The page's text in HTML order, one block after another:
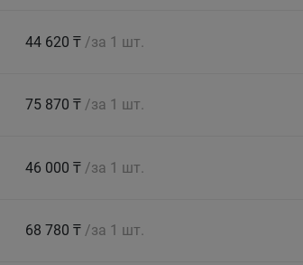
44 620 ₸ /за 1 шт.
75 870 ₸ /за 1 шт.
46 000 ₸ /за 1 шт.
68 780 ₸ /за 1 шт.